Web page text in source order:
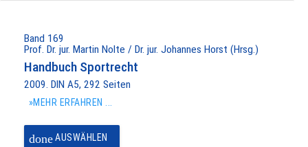
Band 169
Prof. Dr. jur. Martin Nolte / Dr. jur. Johannes Horst (Hrsg.)
Handbuch Sportrecht
2009. DIN A5, 292 Seiten
»MEHR ERFAHREN ...
doneAUSWÄHLEN